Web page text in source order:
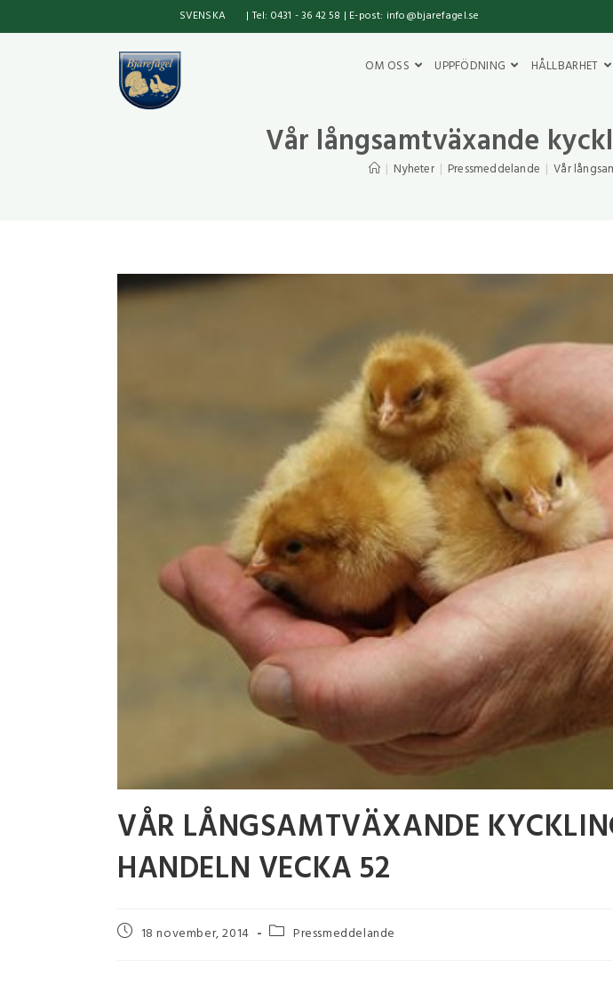
SVENSKA | Tel: 0431 - 36 42 58 | E-post: info@bjarefagel.se
OM OSS UPPFÖDNING HÅLLBARHET
Vår långsamtväxande
| Nyheter | Pressmeddelande | Vår
VÅR LÅNGSAMTVÄXANDE
HANDELN VECKA 52
18 november, 2014 Pressmeddelande